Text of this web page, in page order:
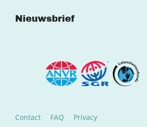
Nieuwsbrief
Contact FAQ Privacy